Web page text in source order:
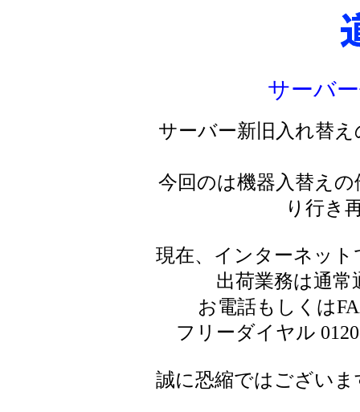
サーバ
サーバー新旧入れ替
今回のは機器入替え
り行き
現在、インターネッ
出荷業務は通
お電話もしくは
フリーダイヤル
誠に恐縮ではござい